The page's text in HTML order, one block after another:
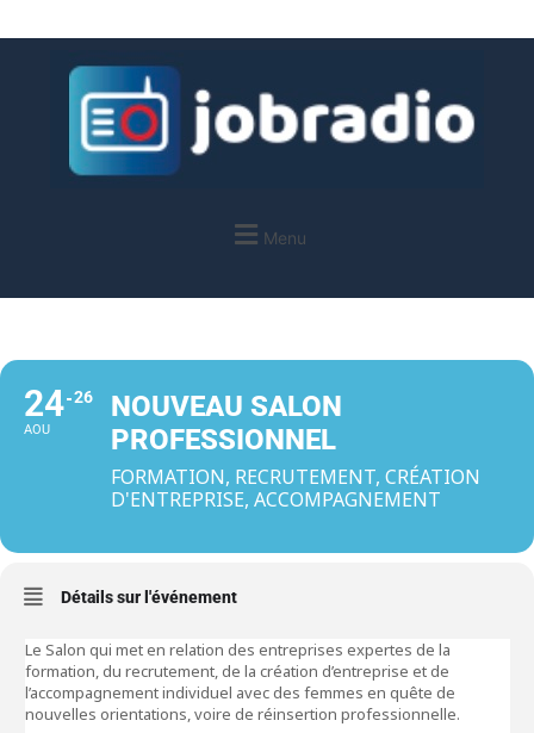
Menu
24
AOU
26
NOUVEAU SALON
PROFESSIONNEL
FORMATION, RECRUTEMENT, CRÉATION
D'ENTREPRISE, ACCOMPAGNEMENT
Détails sur l'événement
Le Salon qui met en relation des entreprises expertes de la
formation, du recrutement, de la création d’entreprise et de
l’accompagnement individuel avec des femmes en quête de
nouvelles orientations, voire de réinsertion professionnelle.